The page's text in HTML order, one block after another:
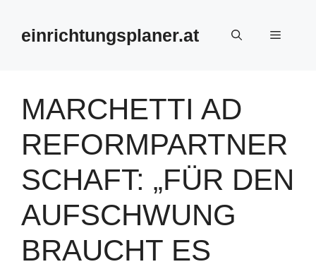
springeneinrichtungsplaner.at Menü
MARCHETTI AD
REFORMPARTNER
SCHAFT: „FÜR DEN
AUFSCHWUNG
BRAUCHT ES